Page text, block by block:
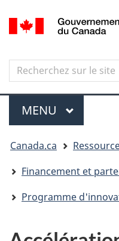
Search
Recherchez
sur
le
site
Menu
MENU PRINCIPAL
êtes
ici
Canada.ca
Financement et
Programme